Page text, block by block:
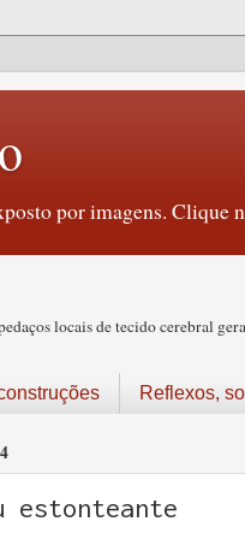
por imagens. Clique
locais de tecido cerebral
Reflexos,
estonteante